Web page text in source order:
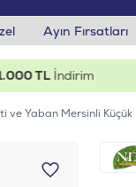
Ayın Fırsatları
İndirim
ve Yaban Mersinli